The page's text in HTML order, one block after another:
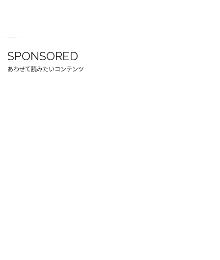
SPONSORED
あわせて読みたいコンテンツ